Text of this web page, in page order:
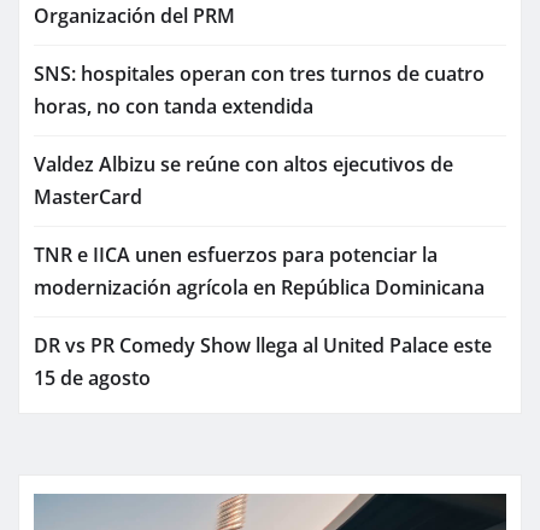
Organización del PRM
SNS: hospitales operan con tres turnos de cuatro
horas, no con tanda extendida
Valdez Albizu se reúne con altos ejecutivos de
MasterCard
TNR e IICA unen esfuerzos para potenciar la
modernización agrícola en República Dominicana
DR vs PR Comedy Show llega al United Palace este
15 de agosto